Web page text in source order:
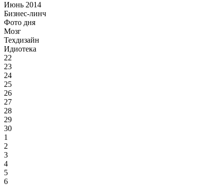
Июнь 2014
Бизнес-линч
Фото дня
Мозг
Техдизайн
Идиотека
22
23
24
25
26
27
28
29
30
1
2
3
4
5
6